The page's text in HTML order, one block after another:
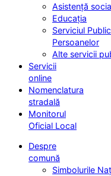
Asistență
Educația
Serviciul
Persoanelor
Alte servicii
Servicii
online
Nomenclatura
stradală
Monitorul
Oficial Local
Despre
comună
Simbolurile